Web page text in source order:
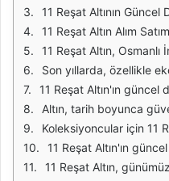
11 Reşat Altının Güncel
11 Reşat Altın Alım
11 Reşat Altın, Osmanlı İmparatorluğu'nun son dönemlerinde basılmış olan bir altın madendir ve günümüzde yatırım aracı olarak kullanılmaktadır. Bu altın parası, 22 ayar
Son yıllarda, özellikle ekonomik belirsizlik dönemlerinde, altın değerli bir yatırım aracı olarak öne çıkmıştır. 11 Reşat Altın, sadece fiziksel bir yatırım değil, aynı
11 Reşat Altın'ın güncel değeri, piyasalardaki altın fiyatlarına bağlı olarak değişiklik göstermektedir. Altın fiyatları, çeşitli ekonomik
Altın, tarih boyunca güvenli bir liman olarak görülmüştür. Ekonomik kriz dönemlerinde bile değerini koruma eğilimindedir. 11 Reşat
Koleksiyoncular için 11 Reşat Altın, sadece bir yatırım aracı olmanın ötesinde, tarihi bir eser olarak da değerlidir. Bu altın paraların, Osmanlı dönemine ait
11 Reşat Altın'ın güncel değeri, alım satım yapılacak olan yerel ve uluslararası piyasalarda farklılık gösterebilir. Bu nedenle,
11 Reşat Altın, günümüzde hem yatırımcılar hem de koleksiyoncular için önemli bir değer taşımaktadır. Tarihi ve kültürel önemi, bu altın